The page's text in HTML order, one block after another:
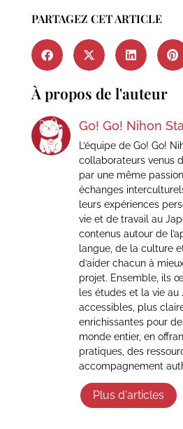
PARTAGEZ CET ARTICLE
À propos de l'auteur
Go! Go! Nihon
L’équipe de Go! Go!
collaborateurs venus
par une même
échanges
leurs expériences
vie et de travail au
contenus autour de
langue, de la culture
d’aider chacun à
projet. Ensemble, ils
les études et la vie au
accessibles, plus
enrichissantes pour
monde entier, en
pratiques, des
accompagnement
Plus d'articles